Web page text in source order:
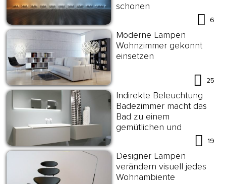
schonen
6
Moderne Lampen
Wohnzimmer gekonnt
einsetzen
25
Indirekte Beleuchtung
Badezimmer macht das
Bad zu einem
gemütlichen und
19
Designer Lampen
verändern visuell jedes
Wohnambiente